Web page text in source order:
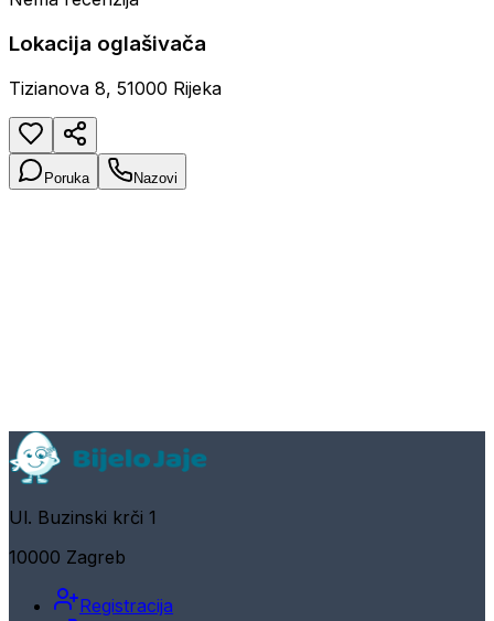
Lokacija oglašivača
Tizianova 8, 51000 Rijeka
Poruka Nazovi
Ul. Buzinski krči 1
10000 Zagreb
Registracija